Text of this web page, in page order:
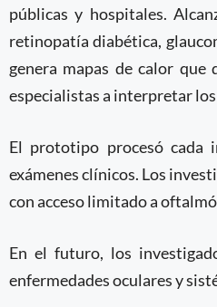
públicas y hospitales.
retinopatía diabética,
genera mapas de calor
especialistas a interpretar
El prototipo procesó cada
exámenes clínicos. Los
con acceso limitado a
En el futuro, los
enfermedades oculares y